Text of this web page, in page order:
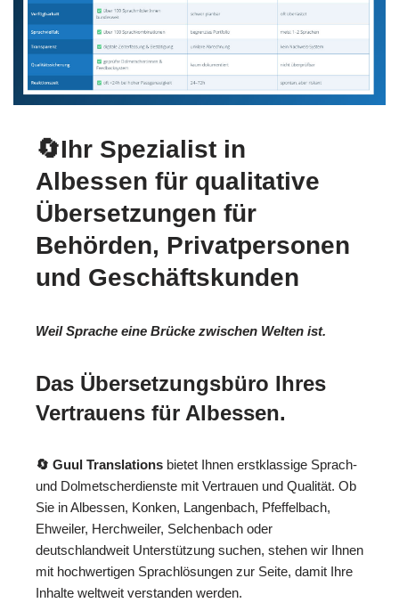
🔄Ihr Spezialist in
Albessen für qualitative
Übersetzungen für
Behörden, Privatpersonen
und Geschäftskunden
Weil Sprache eine Brücke zwischen Welten ist.
Das Übersetzungsbüro Ihres
Vertrauens für Albessen.
🔄 Guul Translations bietet Ihnen erstklassige Sprach-
und Dolmetscherdienste mit Vertrauen und Qualität. Ob
Sie in Albessen, Konken, Langenbach, Pfeffelbach,
Ehweiler, Herchweiler, Selchenbach oder
deutschlandweit Unterstützung suchen, stehen wir Ihnen
mit hochwertigen Sprachlösungen zur Seite, damit Ihre
Inhalte weltweit verstanden werden.